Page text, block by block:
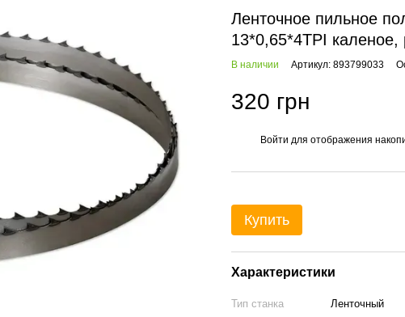
Ленточное пильное
13*0,65*4TPI каленое,
В наличии Артикул: 893799033
320 грн
Войти для отображения
Купить
Характеристики
Тип станка
Ленточный